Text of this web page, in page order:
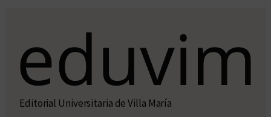
Editorial Universitaria de Villa María